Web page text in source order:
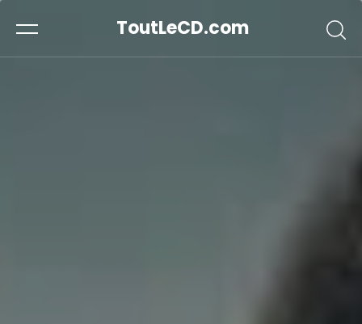
ToutLeCD.com